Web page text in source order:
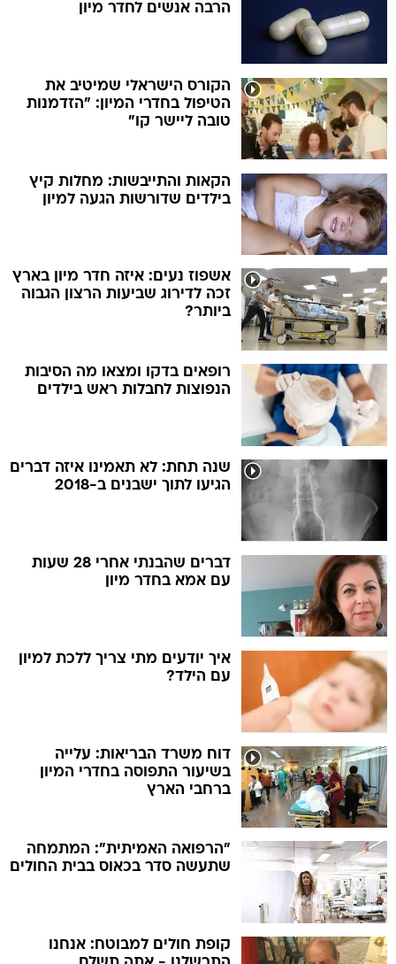
הרבה אנשים לחדר מיון
הקורס הישראלי שמיטיב את
הטיפול בחדרי המיון: "הזדמנות
טובה ליישר קו"
הקאות והתייבשות: מחלות קיץ
בילדים שדורשות הגעה למיון
אשפוז נעים: איזה חדר מיון בארץ
זכה לדירוג שביעות הרצון הגבוה
ביותר?
רופאים בדקו ומצאו מה הסיבות
הנפוצות לחבלות ראש בילדים
שנה תחת: לא תאמינו איזה דברים
הגיעו לתוך ישבנים ב-2018
דברים שהבנתי אחרי 28 שעות
עם אמא בחדר מיון
איך יודעים מתי צריך ללכת למיון
עם הילד?
דוח משרד הבריאות: עלייה
בשיעור התפוסה בחדרי המיון
ברחבי הארץ
"הרפואה האמיתית": המתמחה
שתעשה סדר בכאוס בבית החולים
קופת חולים למבוטח: אנחנו